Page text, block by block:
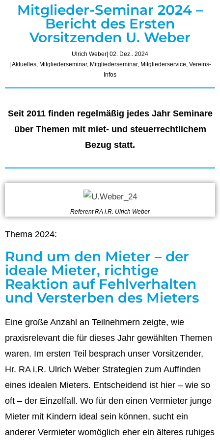
Mitglieder-Seminar 2024 –
Bericht des Ersten
Vorsitzenden U. Weber
Ulrich Weber | 02. Dez.. 2024
Aktuelles, Mitgliederseminar, Mitgliederseminar, Mitgliederservice, Vereins-
Infos
Seit 2011 finden regelmäßig jedes Jahr Seminare
über Themen mit miet- und steuerrechtlichem
Bezug statt.
Referent RA i.R. Ulrich Weber
Thema 2024:
Rund um den Mieter – der
ideale Mieter, richtige
Reaktion auf Fehlverhalten
und Versterben des Mieters
Eine große Anzahl an Teilnehmern zeigte, wie
praxisrelevant die für dieses Jahr gewählten Themen
waren. Im ersten Teil besprach unser Vorsitzender,
Hr. RA i.R. Ulrich Weber Strategien zum Auffinden
eines idealen Mieters. Entscheidend ist hier – wie so
oft – der Einzelfall. Wo für den einen Vermieter junge
Mieter mit Kindern ideal sein können, sucht ein
anderer Vermieter womöglich eher ein älteres ruhiges